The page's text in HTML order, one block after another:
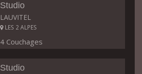
Studio
LAUVITEL
LES 2 ALPES
4 Couchages
Studio